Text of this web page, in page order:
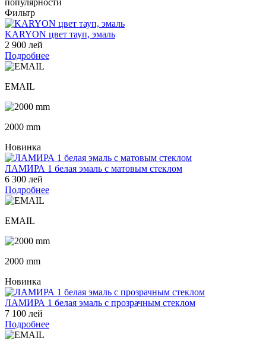
Фильтр
KARYON цвет тауп, эмаль
2 900 лей
Подробнее
EMAIL
2000 mm
Новинка
ЛАМИРА 1 белая эмаль с матовым стеклом
6 300 лей
Подробнее
EMAIL
2000 mm
Новинка
ЛАМИРА 1 белая эмаль с прозрачным стеклом
7 100 лей
Подробнее